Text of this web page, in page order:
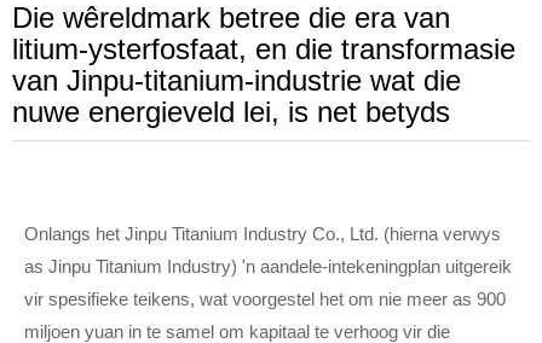
Die wêreldmark betree die era van
litium-ysterfosfaat, en die transformasie
van Jinpu-titanium-industrie wat die
nuwe energieveld lei, is net betyds
Onlangs het Jinpu Titanium Industry Co., Ltd. (hierna verwys
as Jinpu Titanium Industry) 'n aandele-intekeningplan uitgereik
vir spesifieke teikens, wat voorgestel het om nie meer as 900
miljoen yuan in te samel om kapitaal te verhoog vir die